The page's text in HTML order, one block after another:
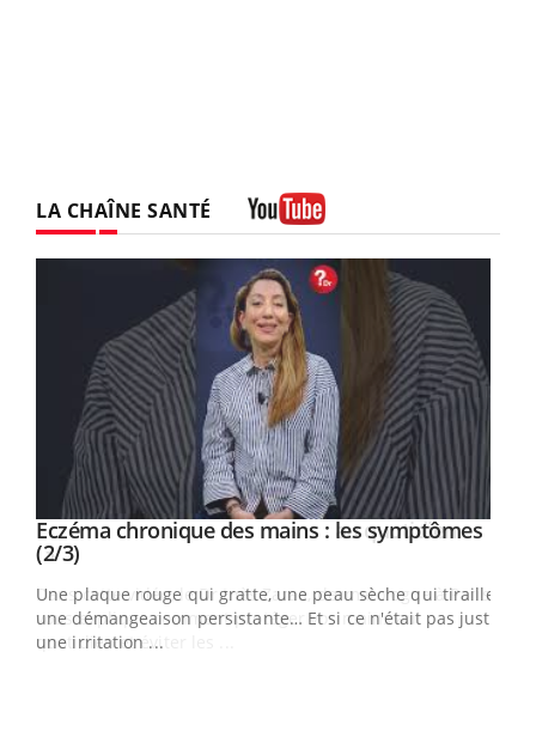
LA CHAÎNE SANTÉ
Youtube
Eczéma chronique des mains : les symptômes
(2/3)Youtube
Une plaque rouge qui gratte, une peau sèche qui tiraille,
une démangeaison persistante… Et si ce n'était pas juste
une irritation ...